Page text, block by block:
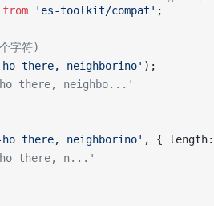
from 'es-toolkit/compat' ;
字符)
there, neighborino' );
there, neighbo...'
there, neighborino' , {
there, n...'